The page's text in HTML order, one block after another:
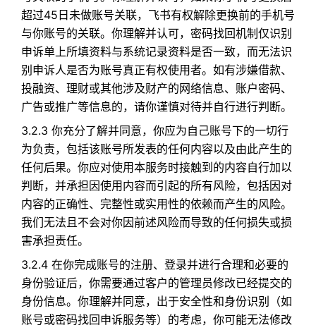
超过45日未做账号关联，飞书有权解除更换前的手机号
与你账号的关联。你理解并认可，密码找回机制仅识别
申诉单上所填资料与系统记录资料是否一致，而无法识
别申诉人是否为账号真正有权使用者。如有涉嫌借款、
投融资、理财或其他涉及财产的网络信息、账户密码、
广告或推广等信息的，请你谨慎对待并自行进行判断。
3.2.3 你充分了解并同意，你应为自己账号下的一切行
为负责，包括该账号所发表的任何内容以及由此产生的
任何后果。你应对使用本服务时接触到的内容自行加以
判断，并承担因使用内容而引起的所有风险，包括因对
内容的正确性、完整性或实用性的依赖而产生的风险。
我们无法且不会对你因前述风险而导致的任何损失或损
害承担责任。
3.2.4 在你完成账号的注册、登录并进行合理和必要的
身份验证后，你需要通过客户的管理员修改已经提交的
身份信息。你理解并同意，出于安全性和身份识别（如
账号或密码找回申诉服务等）的考虑，你可能无法修改